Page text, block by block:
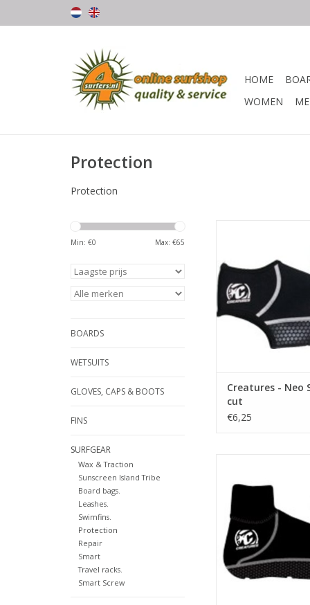
HOME
WOMEN
Protection
Protection
Min: €0 Max: €65
BOARDS
WETSUITS
GLOVES, CAPS & BOOTS
FINS
SURFGEAR
Wax & Traction
Sunscreen Island Tribe
Board bags.
Leashes.
Swimfins.
Protection
Repair
Smart
Travel racks.
Smart Screw
Neopreen sok voor
bescherming in
FEATURES:
• 2mm flexible
• Large, medium &
• Water release
Creatures - Neo
cut
€6,25
Neopreen sok voor
bescherming in
Kenmerken:
• 2mm flexibel
• Large, medium